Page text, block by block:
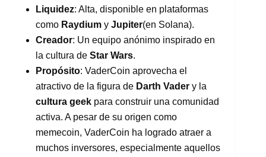
Liquidez: Alta, disponible en plataformas
como Raydium y Jupiter(en Solana).
Creador: Un equipo anónimo inspirado en
la cultura de Star Wars.
Propósito: VaderCoin aprovecha el
atractivo de la figura de Darth Vader y la
cultura geek para construir una comunidad
activa. A pesar de su origen como
memecoin, VaderCoin ha logrado atraer a
muchos inversores, especialmente aquellos